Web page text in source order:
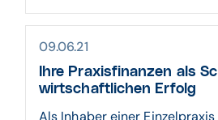
09.06.21
Ihre Praxisfinanzen als
wirtschaftlichen Erfolg
Als Inhaber einer